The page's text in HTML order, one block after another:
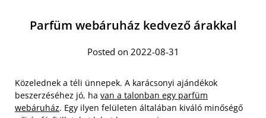
Parfüm webáruház kedvező árakkal
Posted on 2022-08-31
Közelednek a téli ünnepek. A karácsonyi ajándékok
beszerzéséhez jó, ha van a talonban egy parfüm
webáruház. Egy ilyen felületen általában kiváló minőségő